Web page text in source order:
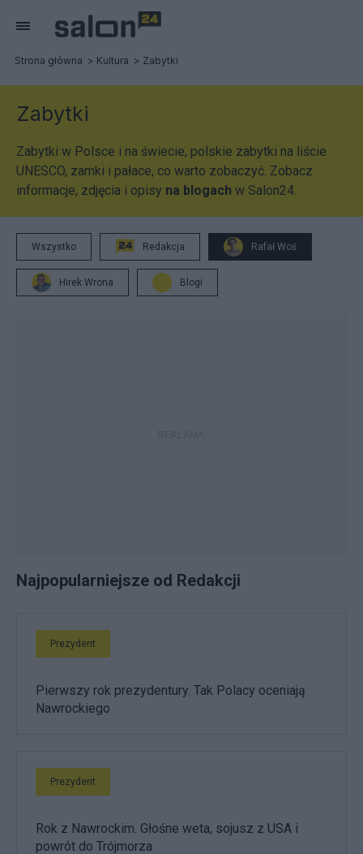
Strona główna Kultura Zabytki
Zabytki
Zabytki w Polsce i na świecie, polskie zabytki na liście
UNESCO, zamki i pałace, co warto zobaczyć. Zobacz
informacje, zdjęcia i opisy na blogach w Salon24.
Wszystko Redakcja Rafał Woś
Hirek Wrona Blogi
Najpopularniejsze od Redakcji
Prezydent
Pierwszy rok prezydentury. Tak Polacy oceniają
Nawrockiego
Prezydent
Rok z Nawrockim. Głośne weta, sojusz z USA i
powrót do Trójmorza